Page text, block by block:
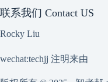
联系我们 Contact US
Rocky Liu
wechat:techjj 注明来由